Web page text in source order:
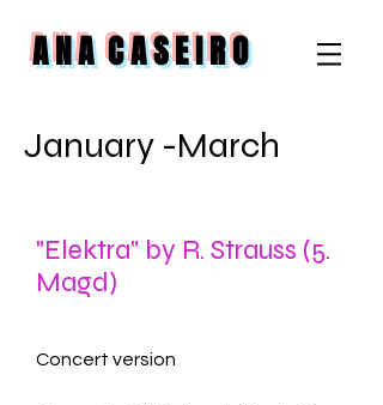
A N A C A S E I R O
January -March
"Elektra" by R. Strauss (5.
Magd)
Concert version